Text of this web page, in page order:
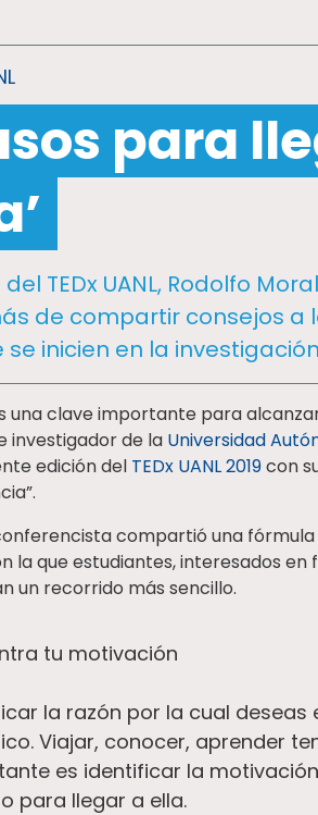
para
TEDx UANL, Rodolfo
de compartir consejos a
se inicien en la
una clave importante para
investigador de la Universidad
edición del TEDx UANL 2019con
compartió una
la que estudiantes, interesados
un recorrido más sencillo.
tu motivación
la razón por la cual deseas
Viajar, conocer, aprender
es identificar la
para llegar a ella.